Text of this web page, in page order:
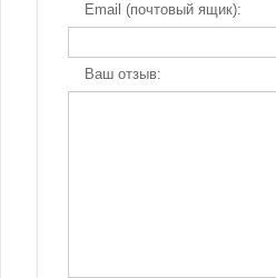
Email (почтовый ящик):
Ваш отзыв: